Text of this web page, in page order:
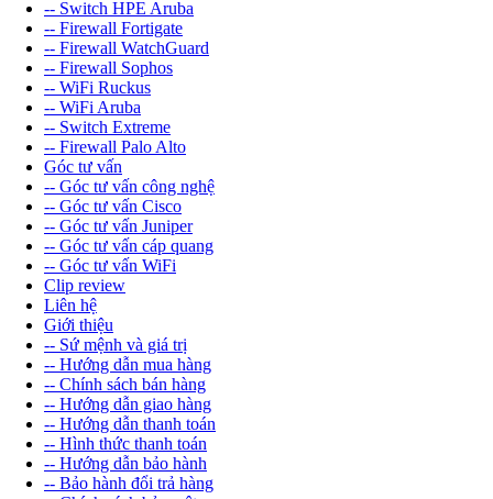
-- Switch HPE Aruba
-- Firewall Fortigate
-- Firewall WatchGuard
-- Firewall Sophos
-- WiFi Ruckus
-- WiFi Aruba
-- Switch Extreme
-- Firewall Palo Alto
Góc tư vấn
-- Góc tư vấn công nghệ
-- Góc tư vấn Cisco
-- Góc tư vấn Juniper
-- Góc tư vấn cáp quang
-- Góc tư vấn WiFi
Clip review
Liên hệ
Giới thiệu
-- Sứ mệnh và giá trị
-- Hướng dẫn mua hàng
-- Chính sách bán hàng
-- Hướng dẫn giao hàng
-- Hướng dẫn thanh toán
-- Hình thức thanh toán
-- Hướng dẫn bảo hành
-- Bảo hành đổi trả hàng